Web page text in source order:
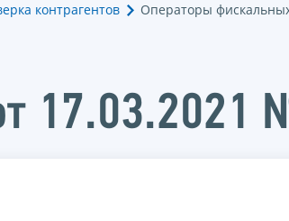
контрагентов Операторы
17.03.2021